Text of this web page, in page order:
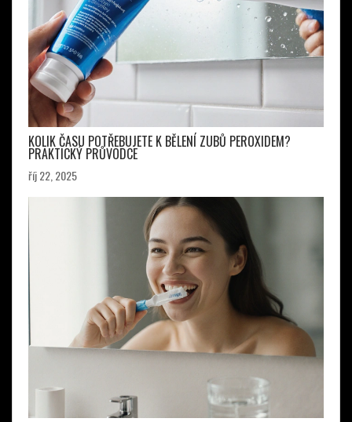
KOLIK ČASU POTŘEBUJETE K BĚLENÍ ZUBŮ PEROXIDEM?
PRAKTICKÝ PRŮVODCE
říj 22, 2025